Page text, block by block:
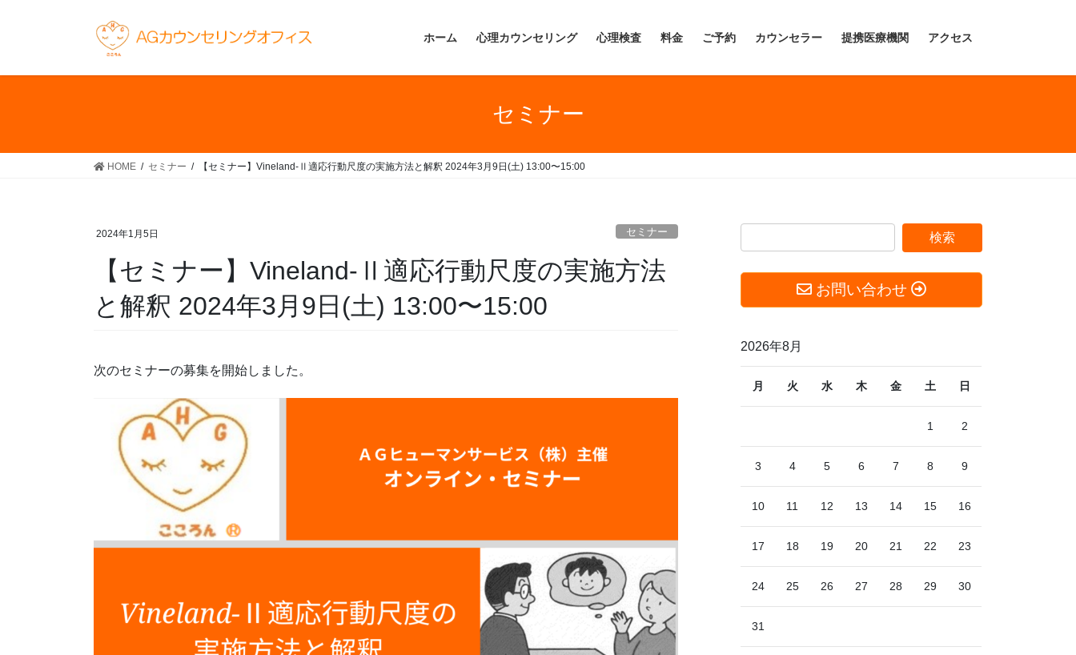
ホーム 心理カウンセリング 心理検査 料金 ご予約 カウンセラー 提携医療機関 アクセス
セミナー
HOME セミナー 【セミナー】Vineland-Ⅱ適応行動尺度の実施方法と解釈 2024年3月9日(土) 13:00〜15:00
2024年1月5日 セミナー
【セミナー】Vineland-Ⅱ適応行動尺度の実施方法
と解釈 2024年3月9日(土) 13:00〜15:00
次のセミナーの募集を開始しました。
お問い合わせ
2026年8月
月 火 水 木 金 土 日
1 2
3 4 5 6 7 8 9
10 11 12 13 14 15 16
17 18 19 20 21 22 23
24 25 26 27 28 29 30
31